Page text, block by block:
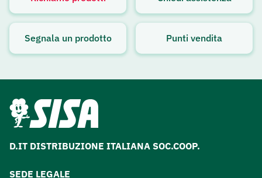
Avviso attivo
Segnala un prodotto Punti vendita
D.IT DISTRIBUZIONE ITALIANA SOC.COOP.
SEDE LEGALE